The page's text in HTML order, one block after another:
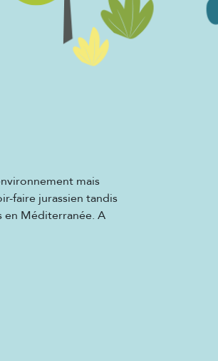
mais
faire jurassien tandis
en Méditerranée. A